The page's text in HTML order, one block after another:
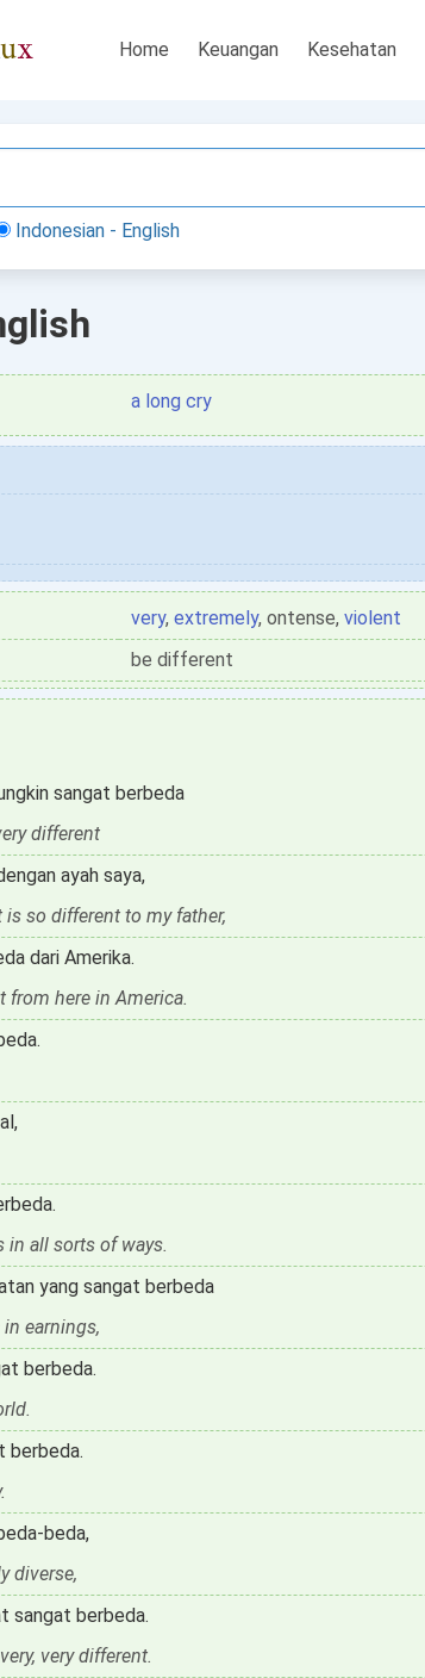
Home Keuangan Kesehatan
Indonesian - English
a long cry
very, extremely, ontense, violent
be different
sangat berbeda
different
ayah saya,
so different to my father,
dari Amerika.
here in America.
in all sorts of ways.
yang sangat berbeda
earnings,
berbeda.
berbeda.
beda,
diverse,
sangat berbeda.
very different.